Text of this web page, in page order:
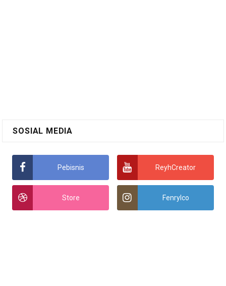
SOSIAL MEDIA
Pebisnis ReyhCreator
Store Fenrylco